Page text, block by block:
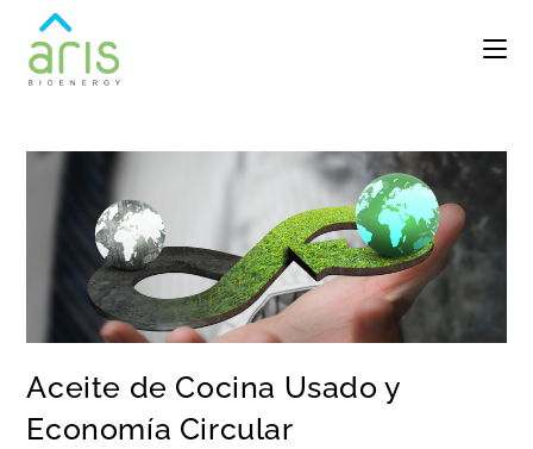
Aceite de Cocina Usado y
Economía Circular